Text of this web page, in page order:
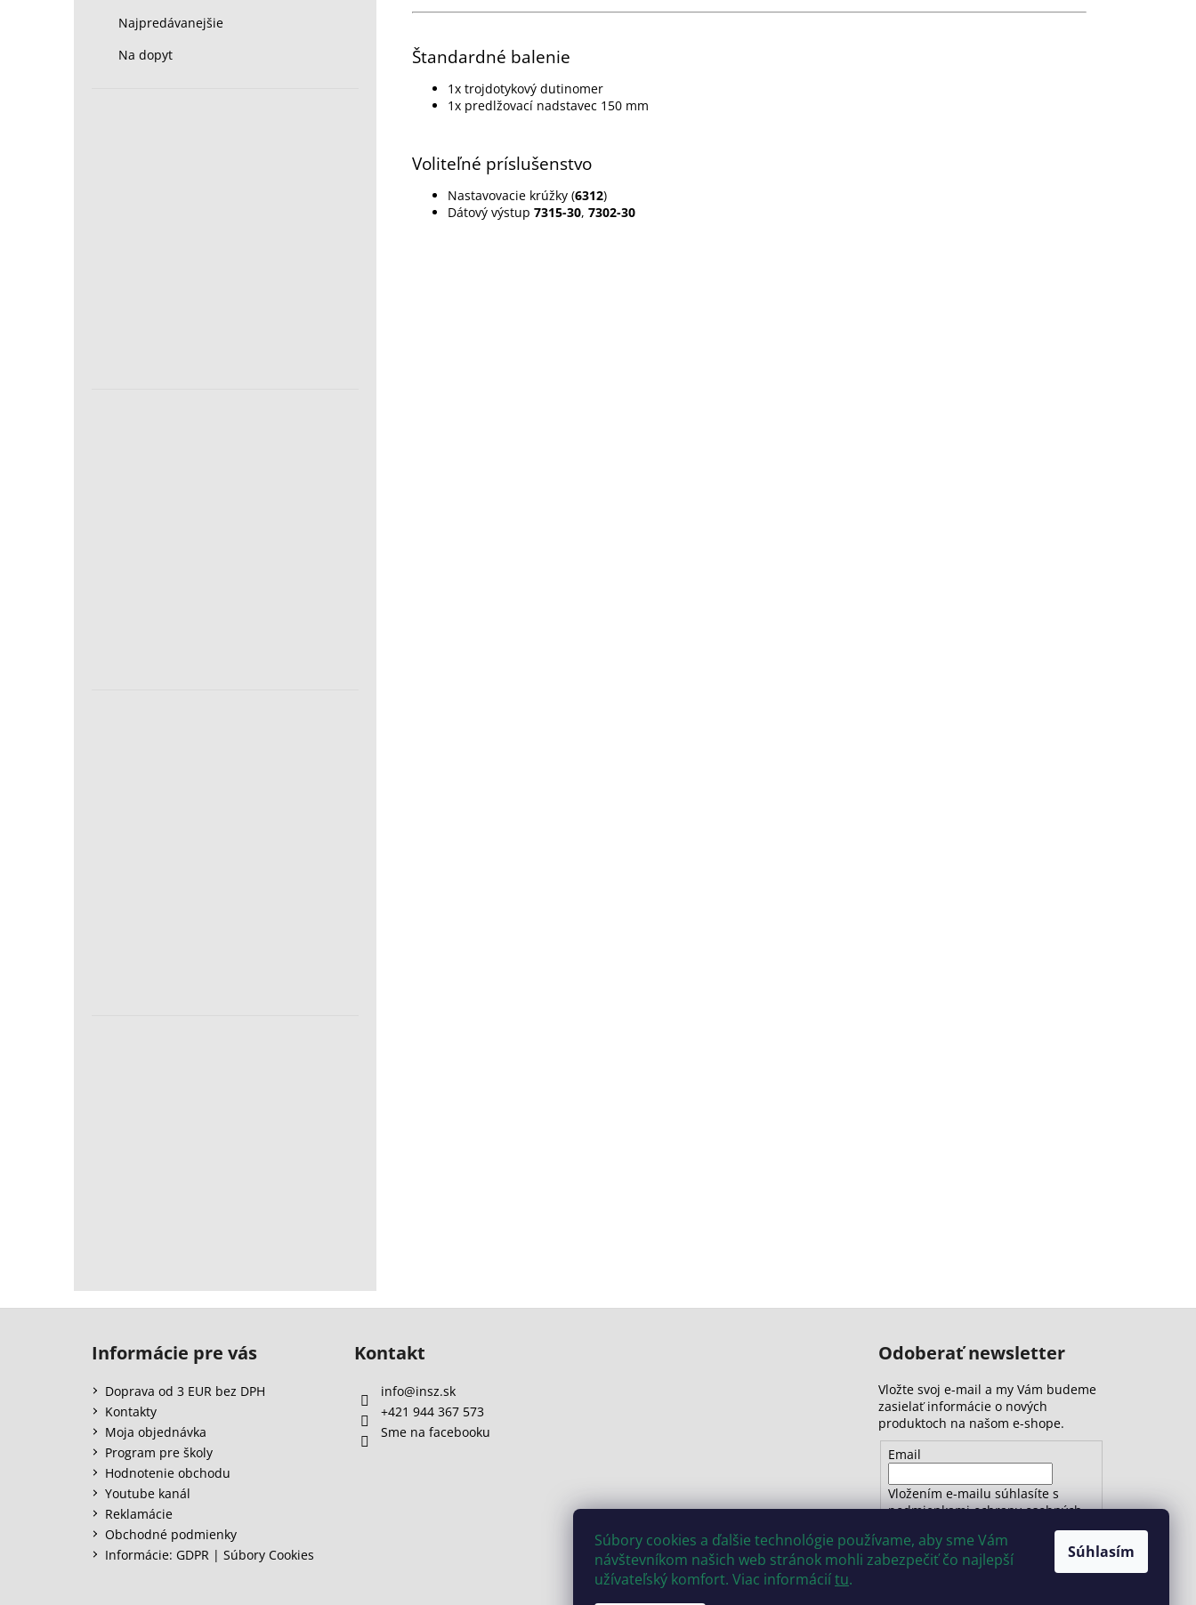
Súbory cookies a ďalšie technológie používame, aby sme Vám
návštevníkom našich web stránok mohli zabezpečiť čo najlepší
užívateľský komfort. Viac informáciítu.
Súhlasím
Najpredávanejšie
Na dopyt
Štandardné balenie
1x trojdotykový dutinomer
1x predlžovací nadstavec 150 mm
Voliteľné príslušenstvo
Nastavovacie krúžky (6312)
Dátový výstup 7315-30, 7302-30
Informácie pre vás
Doprava od 3 EUR bez DPH
Kontakty
Moja objednávka
Program pre školy
Hodnotenie obchodu
Youtube kanál
Reklamácie
Obchodné podmienky
Informácie: GDPR | Súbory Cookies
Kontakt
info@insz.sk
+421 944 367 573
Sme na facebooku
Odoberať newsletter
Vložte svoj e-mail a my Vám budeme
zasielať informácie o nových
produktoch na našom e-shope.
Email
Vložením e-mailu súhlasíte s
podmienkami ochrany osobných
PRIHLÁSIŤ SA